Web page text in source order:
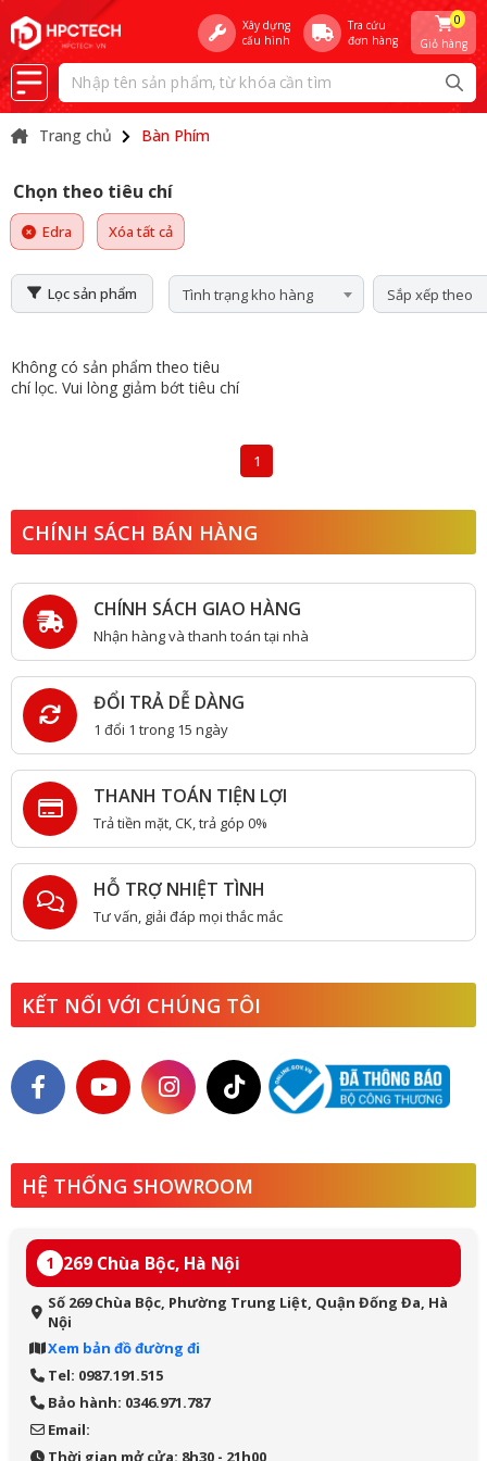
Xây dựng
cấu hình
Tra cứu
đơn hàng
Giỏ hàng
0
Trang chủ Bàn Phím
Chọn theo tiêu chí
Edra Xóa tất cả
Lọc sản phẩm Tình trạng kho hàng Sắp xếp theo
Không có sản phẩm theo tiêu
chí lọc. Vui lòng giảm bớt tiêu chí
1
CHÍNH SÁCH BÁN HÀNG
CHÍNH SÁCH GIAO HÀNG
Nhận hàng và thanh toán tại nhà
ĐỔI TRẢ DỄ DÀNG
1 đổi 1 trong 15 ngày
THANH TOÁN TIỆN LỢI
Trả tiền mặt, CK, trả góp 0%
HỖ TRỢ NHIỆT TÌNH
Tư vấn, giải đáp mọi thắc mắc
KẾT NỐI VỚI CHÚNG TÔI
HỆ THỐNG SHOWROOM
1 269 Chùa Bộc, Hà Nội
Số 269 Chùa Bộc, Phường Trung Liệt, Quận Đống Đa, Hà
Nội
Xem bản đồ đường đi
Tel: 0987.191.515
Bảo hành: 0346.971.787
Email:
Thời gian mở cửa: 8h30 - 21h00